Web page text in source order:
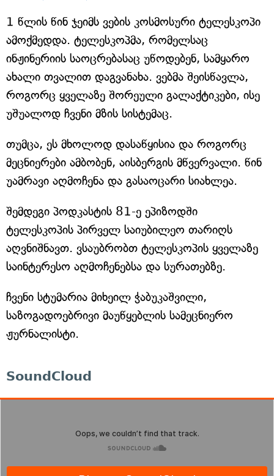
1 წლის წინ ჯეიმს ვების კოსმოსური ტელესკოპი
ამოქმედდა. ტელესკოპმა, რომელსაც
ინჟინერიის საოცრებასაც უწოდებენ, სამყარო
ახალი თვალით დაგვანახა. ვებმა შეისწავლა,
როგორც ყველაზე შორეული გალაქტიკები, ისე
უშუალოდ ჩვენი მზის სისტემაც.
თუმცა, ეს მხოლოდ დასაწყისია და როგორც
მეცნიერები ამბობენ, აისბერგის მწვერვალი. წინ
უამრავი აღმოჩენა და გასაოცარი სიახლეა.
შემდეგი პოდკასტის 81-ე ეპიზოდში
ტელესკოპის პირველ საიუბილეო თარიღს
აღვნიშნავთ. ვსაუბრობთ ტელესკოპის ყველაზე
საინტერესო აღმოჩენებსა და სურათებზე.
ჩვენი სტუმარია მიხეილ ჭაბუკაშვილი,
საზოგადოებრივი მაუწყებლის სამეცნიერო
ჟურნალისტი.
SoundCloud